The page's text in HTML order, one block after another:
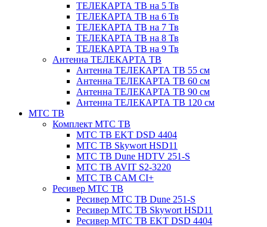
ТЕЛЕКАРТА ТВ на 5 Тв
ТЕЛЕКАРТА ТВ на 6 Тв
ТЕЛЕКАРТА ТВ на 7 Тв
ТЕЛЕКАРТА ТВ на 8 Тв
ТЕЛЕКАРТА ТВ на 9 Тв
Антенна ТЕЛЕКАРТА ТВ
Антенна ТЕЛЕКАРТА ТВ 55 см
Антенна ТЕЛЕКАРТА ТВ 60 см
Антенна ТЕЛЕКАРТА ТВ 90 см
Антенна ТЕЛЕКАРТА ТВ 120 см
МТС ТВ
Комплект МТС ТВ
МТС ТВ EKT DSD 4404
МТС ТВ Skywort HSD11
МТС ТВ Dune HDTV 251-S
МТС ТВ AVIT S2-3220
МТС ТВ CAM CI+
Ресивер МТС ТВ
Ресивер МТС ТВ Dune 251-S
Ресивер МТС ТВ Skywort HSD11
Ресивер МТС ТВ EKT DSD 4404